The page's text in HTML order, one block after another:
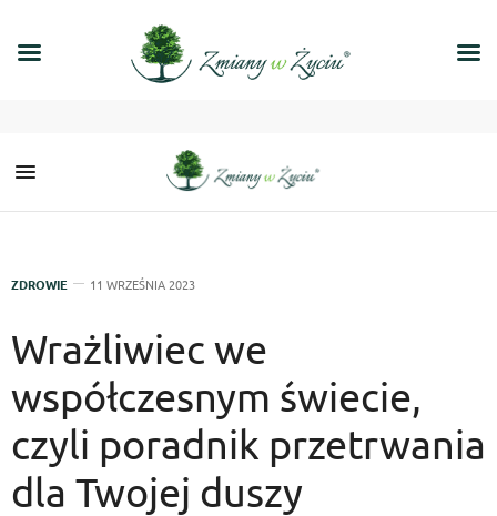
ZDROWIE 11 WRZEŚNIA 2023
Wrażliwiec we
współczesnym świecie,
czyli poradnik przetrwania
dla Twojej duszy